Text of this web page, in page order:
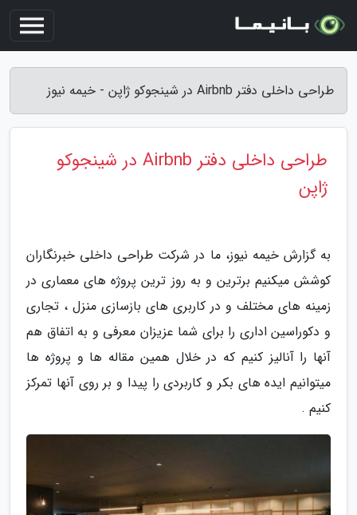
طراحی داخلی دفتر Airbnb در شینجوکو ژاپن - خیمه نیوز
طراحی داخلی دفتر Airbnb در شینجوکو
ژاپن
به گزارش خیمه نیوز، ما در شرکت طراحی داخلی خبرنگاران
کوشش میکنیم برترین و به روز ترین پروژه های معماری در
زمینه های مختلف و در کاربری های بازسازی منزل ، تجاری
و دکوراسین اداری را برای شما عزیزان معرفی و به اتفاق هم
آنها را آنالیز کنیم که در خلال همین مقاله ها و پروژه ها
میتوانیم ایده های بکر و کاربردی را پیدا و بر روی آنها تمرکز
کنیم .